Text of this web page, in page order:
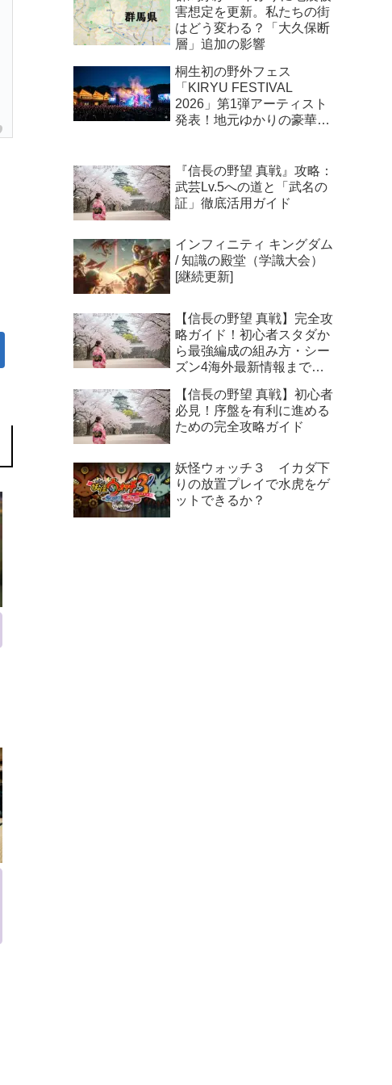
害想定を更新。私たちの街
はどう変わる？「大久保断
層」追加の影響
桐生初の野外フェス
「KIRYU FESTIVAL
2026」第1弾アーティスト
発表！地元ゆかりの豪華ユ
『信長の野望 真戦』攻略：
武芸Lv.5への道と「武名の
証」徹底活用ガイド
インフィニティ キングダム
/ 知識の殿堂（学識大会）
[継続更新]
【信長の野望 真戦】完全攻
略ガイド！初心者スタダか
ら最強編成の組み方・シー
ズン4海外最新情報まで徹
【信長の野望 真戦】初心者
必見！序盤を有利に進める
ための完全攻略ガイド
妖怪ウォッチ３ イカダ下
りの放置プレイで水虎をゲ
ットできるか？